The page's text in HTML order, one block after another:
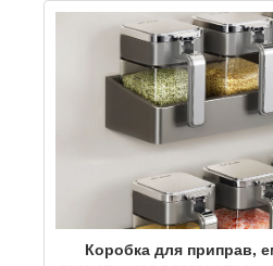
Коробка для приправ,